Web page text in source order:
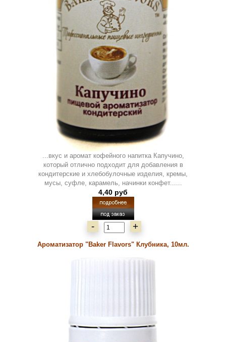
...вкус и аромат кофейного напитка Капучино,
который отлично подходит для добавления в
кондитерские и хлебобулочные изделия, кремы,
мусы, суфле, карамель, начинки конфет......
4,40 руб
- +
Ароматизатор "Baker Flavors" Клубника, 10мл.